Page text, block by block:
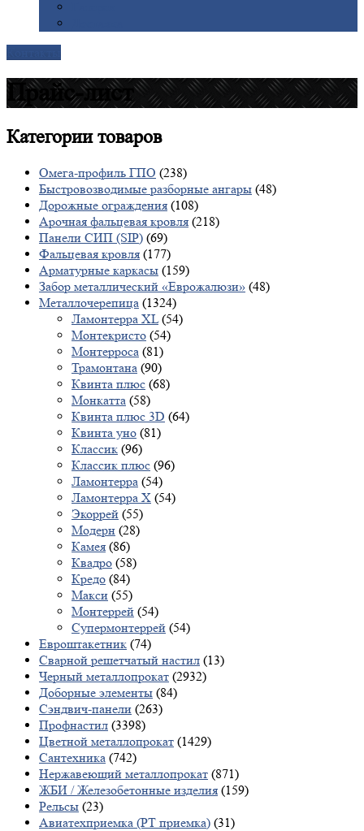
Прайс-лист
Категориитоваров
Омега-профиль ГПО (238)
Быстровозводимые разборные ангары (48)
Дорожные ограждения (108)
Арочная фальцевая кровля (218)
Панели СИП (SIP) (69)
Фальцевая кровля (177)
Арматурные каркасы (159)
Забор металлический «Еврожалюзи» (48)
Металлочерепица (1324)
Ламонтерра XL (54)
Монтекристо (54)
Монтерроса (81)
Трамонтана (90)
Квинта плюс (68)
Монкатта (58)
Квинта плюс 3D (64)
Квинта уно (81)
Классик (96)
Классик плюс (96)
Ламонтерра (54)
Ламонтерра X (54)
Экоррей (55)
Модерн (28)
Камея (86)
Квадро (58)
Кредо (84)
Макси (55)
Монтеррей (54)
Супермонтеррей (54)
Евроштакетник (74)
Сварной решетчатый настил (13)
Черный металлопрокат (2932)
Доборные элементы (84)
Сэндвич-панели (263)
Профнастил (3398)
Цветной металлопрокат (1429)
Сантехника (742)
Нержавеющий металлопрокат (871)
ЖБИ / Железобетонные изделия (159)
Рельсы (23)
Авиатехприемка (РТ приемка) (31)